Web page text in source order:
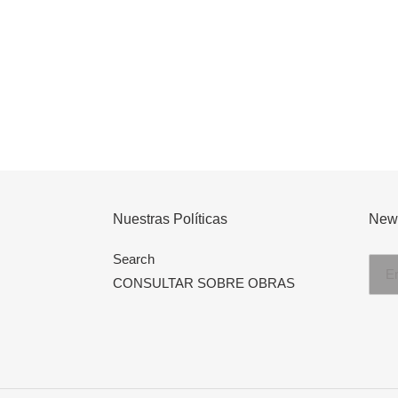
Nuestras Políticas
Search
CONSULTAR SOBRE OBRAS